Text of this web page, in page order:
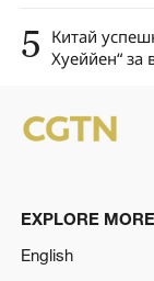
5 Китай
Хуеййен“ за
EXPLORE MORE
English